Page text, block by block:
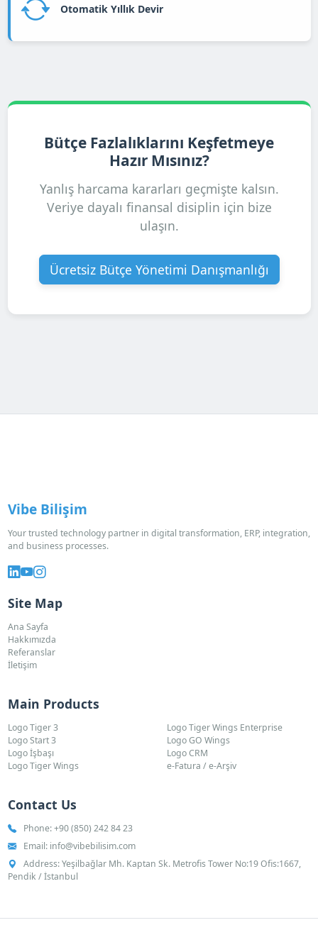
Otomatik Yıllık Devir
Bütçe Fazlalıklarını Keşfetmeye
Hazır Mısınız?
Yanlış harcama kararları geçmişte kalsın.
Veriye dayalı finansal disiplin için bize
ulaşın.
Ücretsiz Bütçe Yönetimi Danışmanlığı
Vibe Bilişim
Your trusted technology partner in digital transformation, ERP, integration,
and business processes.
Site Map
Ana Sayfa
Hakkımızda
Referanslar
İletişim
Main Products
Logo Tiger 3
Logo Start 3
Logo İşbaşı
Logo Tiger Wings
Logo Tiger Wings Enterprise
Logo GO Wings
Logo CRM
e-Fatura / e-Arşiv
Contact Us
Phone:+90 (850) 242 84 23
Email: info@vibebilisim.com
Address: Yeşilbağlar Mh. Kaptan Sk. Metrofis Tower No:19 Ofis:1667,
Pendik / İstanbul